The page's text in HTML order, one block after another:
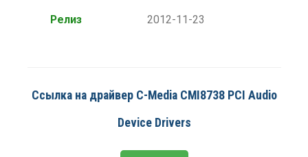
Релиз 2012-11-23
Ссылка на драйвер C-Media CMI8738 PCI Audio
Device Drivers